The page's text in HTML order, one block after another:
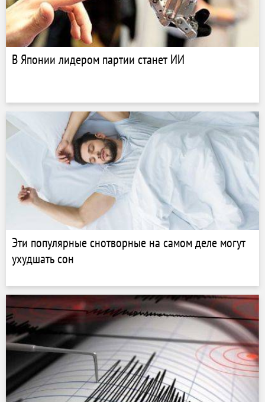
В Японии лидером партии станет ИИ
Эти популярные снотворные на самом деле могут
ухудшать сон